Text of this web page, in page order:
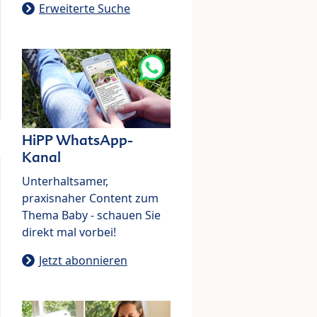
Erweiterte Suche
HiPP WhatsApp-
Kanal
Unterhaltsamer,
praxisnaher Content zum
Thema Baby - schauen Sie
direkt mal vorbei!
Jetzt abonnieren